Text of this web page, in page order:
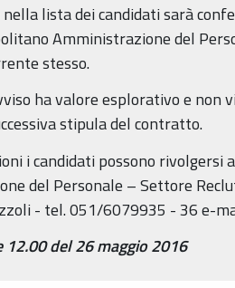
nella lista dei candidati sarà
Amministrazione del
stesso.
ha valore esplorativo e non
stipula del contratto.
i candidati possono rivolgersi
del Personale – Settore
- tel. 051/6079935 - 36 e-
12.00 del 26 maggio 2016